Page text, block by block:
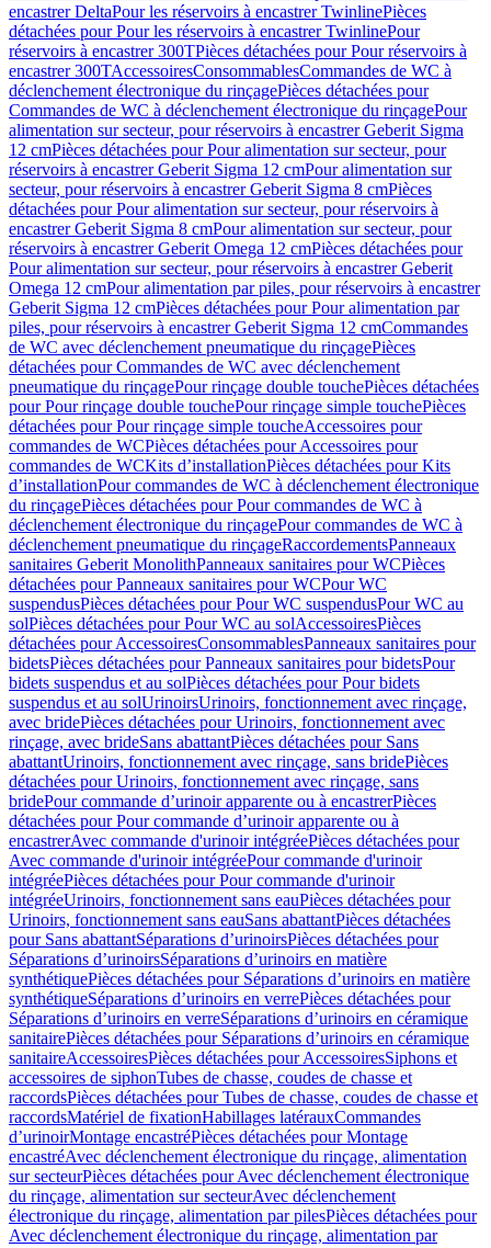
encastrer DeltaPour les réservoirs à encastrer TwinlinePièces
détachées pour Pour les réservoirs à encastrer TwinlinePour
réservoirs à encastrer 300TPièces détachées pour Pour réservoirs à
encastrer 300TAccessoiresConsommablesCommandes de WC à
déclenchement électronique du rinçagePièces détachées pour
Commandes de WC à déclenchement électronique du rinçagePour
alimentation sur secteur, pour réservoirs à encastrer Geberit Sigma
12 cmPièces détachées pour Pour alimentation sur secteur, pour
réservoirs à encastrer Geberit Sigma 12 cmPour alimentation sur
secteur, pour réservoirs à encastrer Geberit Sigma 8 cmPièces
détachées pour Pour alimentation sur secteur, pour réservoirs à
encastrer Geberit Sigma 8 cmPour alimentation sur secteur, pour
réservoirs à encastrer Geberit Omega 12 cmPièces détachées pour
Pour alimentation sur secteur, pour réservoirs à encastrer Geberit
Omega 12 cmPour alimentation par piles, pour réservoirs à encastrer
Geberit Sigma 12 cmPièces détachées pour Pour alimentation par
piles, pour réservoirs à encastrer Geberit Sigma 12 cmCommandes
de WC avec déclenchement pneumatique du rinçagePièces
détachées pour Commandes de WC avec déclenchement
pneumatique du rinçagePour rinçage double touchePièces détachées
pour Pour rinçage double touchePour rinçage simple touchePièces
détachées pour Pour rinçage simple toucheAccessoires pour
commandes de WCPièces détachées pour Accessoires pour
commandes de WCKits d’installationPièces détachées pour Kits
d’installationPour commandes de WC à déclenchement électronique
du rinçagePièces détachées pour Pour commandes de WC à
déclenchement électronique du rinçagePour commandes de WC à
déclenchement pneumatique du rinçageRaccordementsPanneaux
sanitaires Geberit MonolithPanneaux sanitaires pour WCPièces
détachées pour Panneaux sanitaires pour WCPour WC
suspendusPièces détachées pour Pour WC suspendusPour WC au
solPièces détachées pour Pour WC au solAccessoiresPièces
détachées pour AccessoiresConsommablesPanneaux sanitaires pour
bidetsPièces détachées pour Panneaux sanitaires pour bidetsPour
bidets suspendus et au solPièces détachées pour Pour bidets
suspendus et au solUrinoirsUrinoirs, fonctionnement avec rinçage,
avec bridePièces détachées pour Urinoirs, fonctionnement avec
rinçage, avec brideSans abattantPièces détachées pour Sans
abattantUrinoirs, fonctionnement avec rinçage, sans bridePièces
détachées pour Urinoirs, fonctionnement avec rinçage, sans
bridePour commande d’urinoir apparente ou à encastrerPièces
détachées pour Pour commande d’urinoir apparente ou à
encastrerAvec commande d'urinoir intégréePièces détachées pour
Avec commande d'urinoir intégréePour commande d'urinoir
intégréePièces détachées pour Pour commande d'urinoir
intégréeUrinoirs, fonctionnement sans eauPièces détachées pour
Urinoirs, fonctionnement sans eauSans abattantPièces détachées
pour Sans abattantSéparations d’urinoirsPièces détachées pour
Séparations d’urinoirsSéparations d’urinoirs en matière
synthétiquePièces détachées pour Séparations d’urinoirs en matière
synthétiqueSéparations d’urinoirs en verrePièces détachées pour
Séparations d’urinoirs en verreSéparations d’urinoirs en céramique
sanitairePièces détachées pour Séparations d’urinoirs en céramique
sanitaireAccessoiresPièces détachées pour AccessoiresSiphons et
accessoires de siphonTubes de chasse, coudes de chasse et
raccordsPièces détachées pour Tubes de chasse, coudes de chasse et
raccordsMatériel de fixationHabillages latérauxCommandes
dʼurinoirMontage encastréPièces détachées pour Montage
encastréAvec déclenchement électronique du rinçage, alimentation
sur secteurPièces détachées pour Avec déclenchement électronique
du rinçage, alimentation sur secteurAvec déclenchement
électronique du rinçage, alimentation par pilesPièces détachées pour
Avec déclenchement électronique du rinçage, alimentation par